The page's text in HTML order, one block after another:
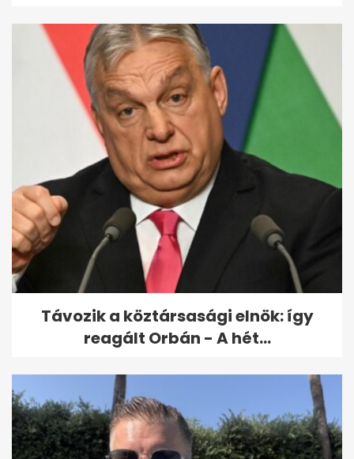
Távozik a köztársasági elnök: így
reagált Orbán - A hét...